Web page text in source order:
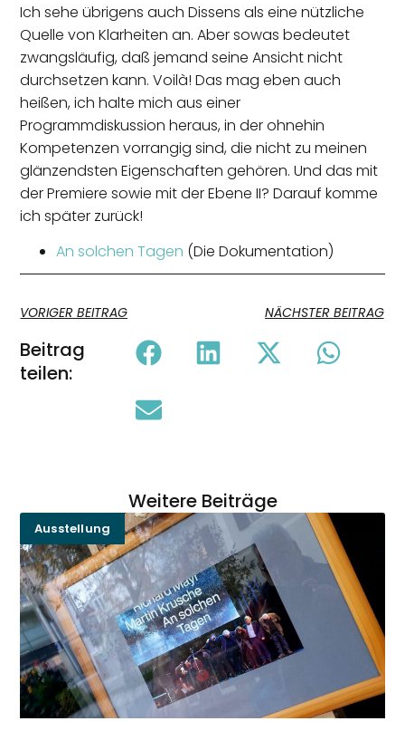
Ich sehe übrigens auch Dissens als eine nützliche
Quelle von Klarheiten an. Aber sowas bedeutet
zwangsläufig, daß jemand seine Ansicht nicht
durchsetzen kann. Voilà! Das mag eben auch
heißen, ich halte mich aus einer
Programmdiskussion heraus, in der ohnehin
Kompetenzen vorrangig sind, die nicht zu meinen
glänzendsten Eigenschaften gehören. Und das mit
der Premiere sowie mit der Ebene II? Darauf komme
ich später zurück!
An solchen Tagen (Die Dokumentation)
VORIGER BEITRAG NÄCHSTER BEITRAG
Beitrag
teilen:
Weitere Beiträge
Ausstellung